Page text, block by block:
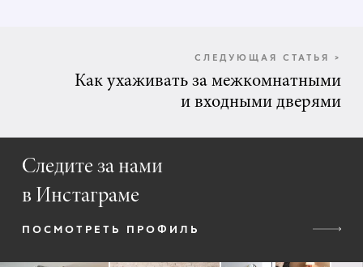
СЛЕДУЮЩАЯ СТАТЬЯ >
Как ухаживать за межкомнатными
и входными дверями
Следите за нами
в Инстаграме
ПОСМОТРЕТЬ ПРОФИЛЬ